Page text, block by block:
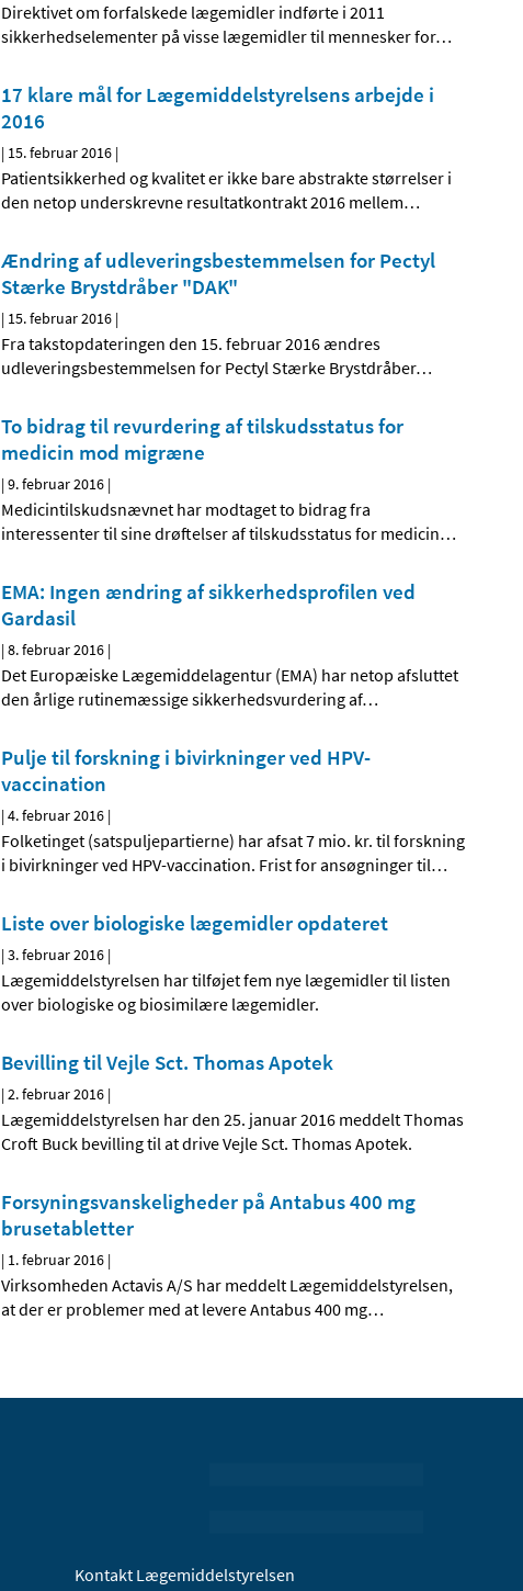
Direktivet om forfalskede lægemidler indførte i 2011
sikkerhedselementer på visse lægemidler til mennesker for…
17 klare mål for Lægemiddelstyrelsens arbejde i
2016
| 15. februar 2016 |
Patientsikkerhed og kvalitet er ikke bare abstrakte størrelser i
den netop underskrevne resultatkontrakt 2016 mellem…
Ændring af udleveringsbestemmelsen for Pectyl
Stærke Brystdråber "DAK"
| 15. februar 2016 |
Fra takstopdateringen den 15. februar 2016 ændres
udleveringsbestemmelsen for Pectyl Stærke Brystdråber…
To bidrag til revurdering af tilskudsstatus for
medicin mod migræne
|9. februar 2016 |
Medicintilskudsnævnet har modtaget to bidrag fra
interessenter til sine drøftelser af tilskudsstatus for medicin…
EMA: Ingen ændring af sikkerhedsprofilen ved
Gardasil
|8. februar 2016 |
Det Europæiske Lægemiddelagentur (EMA) har netop afsluttet
den årlige rutinemæssige sikkerhedsvurdering af…
Pulje til forskning i bivirkninger ved HPV-
vaccination
|4. februar 2016 |
Folketinget (satspuljepartierne) har afsat 7 mio. kr. til forskning
i bivirkninger ved HPV-vaccination. Frist for ansøgninger til…
Liste over biologiske lægemidler opdateret
|3. februar 2016 |
Lægemiddelstyrelsen har tilføjet fem nye lægemidler til listen
over biologiske og biosimilære lægemidler.
Bevilling til Vejle Sct. Thomas Apotek
|2. februar 2016 |
Lægemiddelstyrelsen har den 25. januar 2016 meddelt Thomas
Croft Buck bevilling til at drive Vejle Sct. Thomas Apotek.
Forsyningsvanskeligheder på Antabus 400 mg
brusetabletter
| 1. februar 2016 |
Virksomheden Actavis A/S har meddelt Lægemiddelstyrelsen,
at der er problemer med at levere Antabus 400 mg…
Kontakt Lægemiddelstyrelsen